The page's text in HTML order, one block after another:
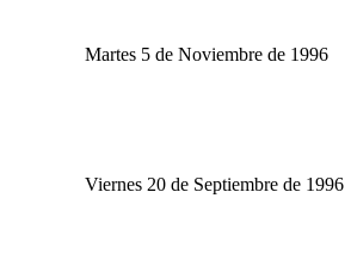
Martes 5 de Noviembre de 1996
Viernes 20 de Septiembre de 1996